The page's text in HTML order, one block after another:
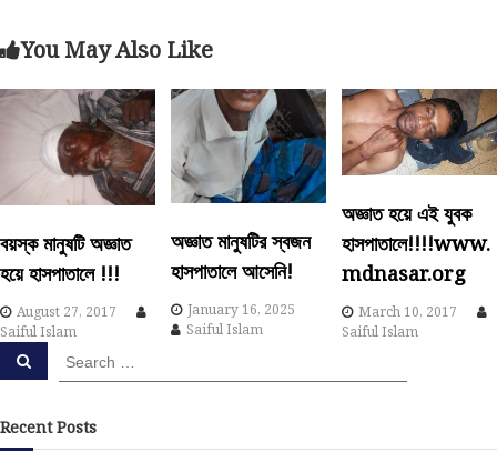
t
n
a
v
i
g
a
t
i
You May Also Like
বয়স্ক মানুষটি অজ্ঞাত
হয়ে হাসপাতালে !!!
August 27, 2017
Saiful Islam
অজ্ঞাত মানুষটির স্বজন
হাসপাতালে আসেনি!
January 16, 2025
Saiful Islam
অজ্ঞাত হয়ে এই যুবক
হাসপাতালে!!!!www.
mdnasar.org
March 10, 2017
Saiful Islam
e
r
c
S
h
Recent Posts